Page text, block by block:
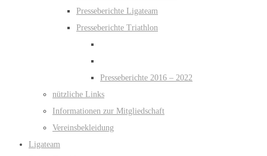
Presseberichte Ligateam
Presseberichte Triathlon
Presseberichte 2016 – 2022
nützliche Links
Informationen zur Mitgliedschaft
Vereinsbekleidung
Ligateam